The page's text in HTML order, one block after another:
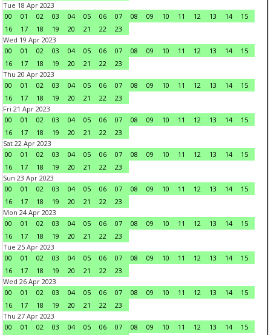
Tue 18 Apr 2023
00
01 02 03 04 05 06 07 08 09 10 11 12 13 14
15
16
17 18 19 20 21 22
23
Wed 19 Apr 2023
00
01 02 03 04 05 06 07 08 09 10 11 12 13 14
15
16
17 18 19 20 21 22
23
Thu 20 Apr 2023
00
01 02 03 04 05 06 07 08 09 10 11 12 13 14
15
16
17 18 19 20 21 22
23
Fri 21 Apr 2023
00
01 02 03 04 05 06 07 08 09 10 11 12 13 14
15
16
17 18 19 20 21 22
23
Sat 22 Apr 2023
00
01 02 03 04 05 06 07 08 09 10 11 12 13 14
15
16
17 18 19 20 21 22
23
Sun 23 Apr 2023
00
01 02 03 04 05 06 07 08 09 10 11 12 13 14
15
16
17 18 19 20 21 22
23
Mon 24 Apr 2023
00
01 02 03 04 05 06 07 08 09 10 11 12 13 14
15
16
17 18 19 20 21 22
23
Tue 25 Apr 2023
00
01 02 03 04 05 06 07 08 09 10 11 12 13 14
15
16
17 18 19 20 21 22
23
Wed 26 Apr 2023
00
01 02 03 04 05 06 07 08 09 10 11 12 13 14
15
16
17 18 19 20 21 22
23
Thu 27 Apr 2023
00
01 02 03 04 05 06 07 08 09 10 11 12 13 14
15